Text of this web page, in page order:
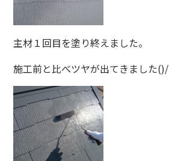
主材１回目を塗り終えました。
施工前と比べツヤが出てきました()/